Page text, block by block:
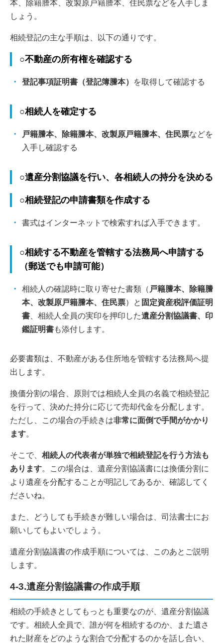
本、除籍謄本、改製原戸籍謄本、住民票などを入手しま
しょう。
相続登記の主な手順は、以下の通りです。
○不動産の所有権を確認する
登記事項証明書（登記簿謄本） を取得して確認する
○相続人を確定する
戸籍謄本、除籍謄本、改製原戸籍謄本、住民票などを
入手し確認する
○遺産分割協議を行い、各相続人の持分を決める
○相続登記の申請書類を作成する
書式はインターネットで検索すれば入手できます。
○相続する不動産を管轄する法務局へ申請する
（郵送でも申請可能）
相続人の確認時に取り寄せた書類（ 戸籍謄本、除籍謄
本、改製原戸籍謄本、住民票）と 固定資産税評価証明
書 、相続人全員の実印を押印した遺産分割協議書、印
鑑証明書も添付します。
必要書類は、不動産がある住所地を管轄する法務局へ提
出します。
換価分割の場合、原則では相続人全員の名義で相続登記
を行って、決めた持分に応じて売却代金を分配します。
ただし、この場合の手続きは非常に面倒で手間がかかり
ます。
そこで、 相続人の代表者が単独で相続登記を行う方法も
あります。この場合は、遺産分割協議書には換価分割に
より遺産を分配することが明記してあるか、確認してく
ださいね。
また、どうしても手続きが難しい場合は、司法書士にお
願いしてもよいでしょう。
遺産分割協議書の作成手順については、このあとご説明
します。
4-3.遺産分割協議書の作成手順
相続の手続きとしてもっとも重要なのが、遺産分割協議
です。相続人全員で、誰が何を相続するのか、また遺さ
れた財産をどのような割合で分配するのかを話し合い、